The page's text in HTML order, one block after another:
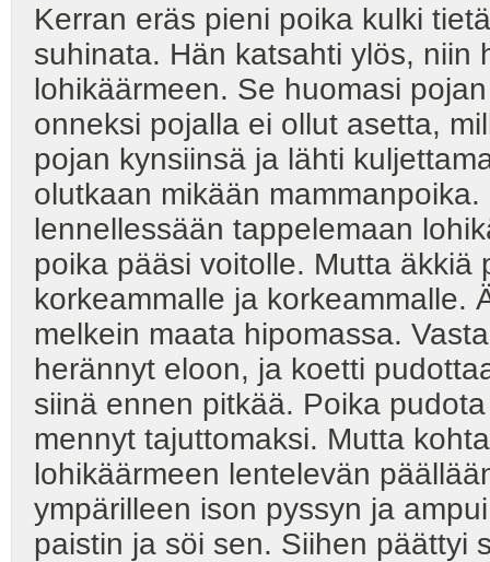
Kerran eräs pieni poika kulki
suhinata. Hän katsahti ylös, niin
lohikäärmeen. Se huomasi
onneksi pojalla ei ollut asetta,
pojan kynsiinsä ja lähti
olutkaan mikään
lennellessään tappelemaan
poika pääsi voitolle. Mutta
korkeammalle ja korkeammalle.
melkein maata hipomassa.
herännyt eloon, ja koetti
siinä ennen pitkää. Poika
mennyt tajuttomaksi. Mutta
lohikäärmeen lentelevän
ympärilleen ison pyssyn ja
paistin ja söi sen. Siihen päättyi